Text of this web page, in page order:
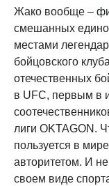
Жако вообще –
смешанных
местами
бойцовского
отечественных
в UFC, первым в
лиги OKTAGON.
пользуется в
авторитетом. И
своем виде